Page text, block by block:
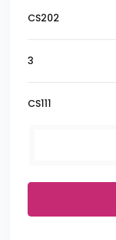
CS202
3
CS111